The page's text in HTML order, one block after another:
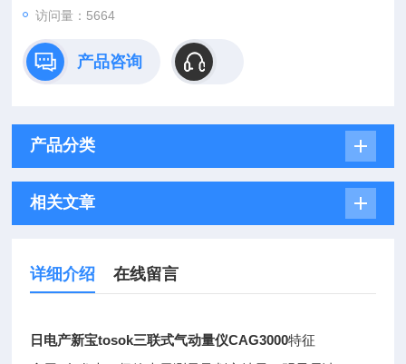
访问量：5664
产品咨询
产品分类
相关文章
详细介绍 在线留言
日电产新宝tosok三联式气动量仪CAG3000特征